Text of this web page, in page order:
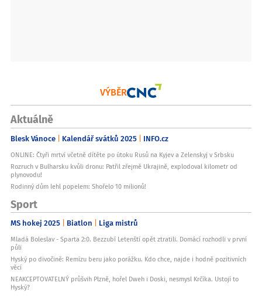
VÝBĚR
Aktuálně
Blesk Vánoce Kalendář svátků 2025 INFO.cz
ONLINE: Čtyři mrtví včetně dítěte po útoku Rusů na Kyjev a Zelenskyj v Srbsku
Rozruch v Bulharsku kvůli dronu: Patřil zřejmě Ukrajině, explodoval kilometr od
plynovodu!
Rodinný dům lehl popelem: Shořelo 10 milionů!
Sport
MS hokej 2025 Biatlon Liga mistrů
Mladá Boleslav - Sparta 2:0. Bezzubí Letenští opět ztratili. Domácí rozhodli v první
půli
Hyský po divočině: Remízu beru jako porážku. Kdo chce, najde i hodně pozitivních
věcí
NEAKCEPTOVATELNÝ průšvih Plzně, hořel Dweh i Doski, nesmysl Krčíka. Ustojí to
Hyský?